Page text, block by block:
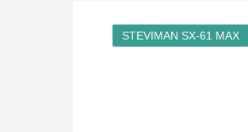
STEVIMAN SX-61 MAX